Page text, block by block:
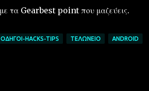
τα Gearbest point που μαζεύεις.
ΟΔΗΓΟΊ-HACKS-TIPS ΤΕΛΩΝΕΊΟ ANDROID